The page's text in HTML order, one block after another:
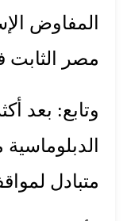
المفاوض
مصر الثابت
متبادل